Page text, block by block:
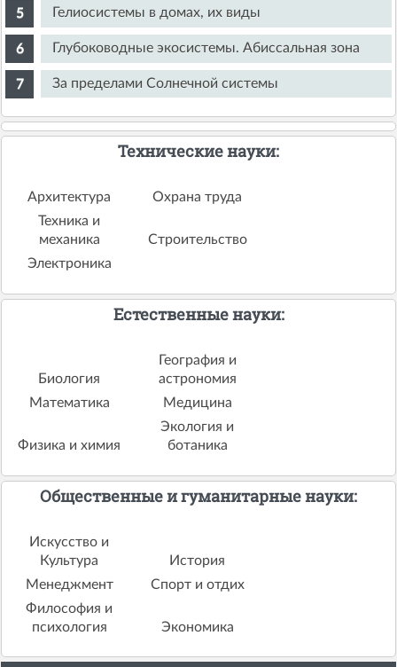
Гелиосистемы в домах, их виды
Глубоководные экосистемы. Абиссальная зона
За пределами Солнечной системы
Технические науки:
Архитектура
Охрана труда
Техника и
механика
Строительство
Электроника
Естественные науки:
Биология
География и
астрономия
Математика
Медицина
Физика и химия
Экология и
ботаника
Общественные и гуманитарные науки:
Искусство и
Культура
История
Менеджмент
Спорт и отдих
Философия и
психология
Экономика